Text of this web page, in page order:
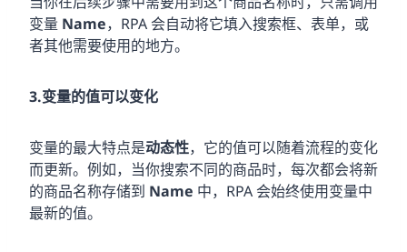
变量 Name，RPA 会自动将它填入搜索框、表单，或
者其他需要使用的地方。
3.变量的值可以变化
变量的最大特点是动态性，它的值可以随着流程的变化
而更新。例如，当你搜索不同的商品时，每次都会将新
的商品名称存储到 Name 中，RPA 会始终使用变量中
最新的值。